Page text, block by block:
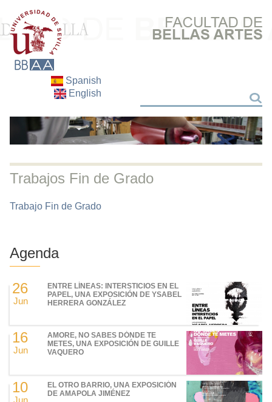
Spanish
English
Search
Trabajos Fin de Grado
Trabajo Fin de Grado
Agenda
26
Jun
ENTRE LÍNEAS: INTERSTICIOS EN EL
PAPEL, UNA EXPOSICIÓN DE YSABEL
HERRERA GONZÁLEZ
16
Jun
AMORE, NO SABES DÓNDE TE
METES, UNA EXPOSICIÓN DE GUILLE
VAQUERO
10
Jun
EL OTRO BARRIO, UNA EXPOSICIÓN
DE AMAPOLA JIMÉNEZ